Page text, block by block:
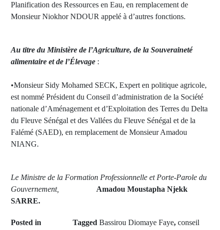
Planification des Ressources en Eau, en remplacement de
Monsieur Niokhor NDOUR appelé à d’autres fonctions.
Au titre du Ministère de l’Agriculture, de la Souveraineté
alimentaire et de l’Élevage :
•Monsieur Sidy Mohamed SECK, Expert en politique agricole,
est nommé Président du Conseil d’administration de la Société
nationale d’Aménagement et d’Exploitation des Terres du Delta
du Fleuve Sénégal et des Vallées du Fleuve Sénégal et de la
Falémé (SAED), en remplacement de Monsieur Amadou
NIANG.
Le Ministre de la Formation Professionnelle et Porte-Parole du
Gouvernement,
Amadou Moustapha Njekk
SARRE.
Posted in
TaggedBassirou Diomaye Faye,conseil